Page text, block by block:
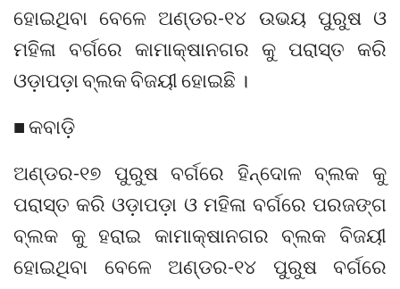
ହୋଇଥିବା ବେଳେ ଅଣ୍ଡର-୧୪ ଉଭୟ ପୁରୁଷ ଓ
ମହିଳା ବର୍ଗରେ କାମାକ୍ଷାନଗର କୁ ପରାସ୍ତ କରି
ଓଡ଼ାପଡ଼ା ବ୍ଲକ ବିଜୟୀ ହୋଇଛି ।
■ କବାଡ଼ି
ଅଣ୍ଡର-୧୭ ପୁରୁଷ ବର୍ଗରେ ହିନ୍ଦୋଳ ବ୍ଲକ କୁ
ପରାସ୍ତ କରି ଓଡ଼ାପଡ଼ା ଓ ମହିଳା ବର୍ଗରେ ପରଜଙ୍ଗ
ବ୍ଲକ କୁ ହରାଇ କାମାକ୍ଷାନଗର ବ୍ଲକ ବିଜୟୀ
ହୋଇଥିବା ବେଳେ ଅଣ୍ଡର-୧୪ ପୁରୁଷ ବର୍ଗରେ